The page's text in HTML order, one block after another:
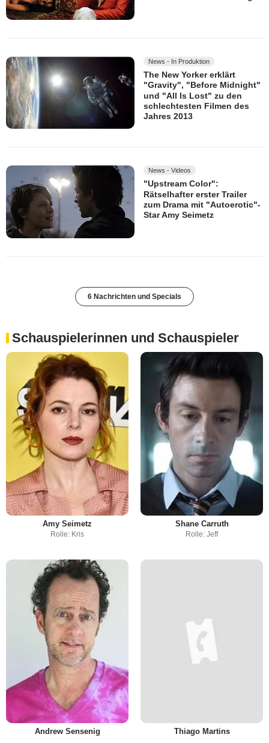
News - In Produktion
The New Yorker erklärt
"Gravity", "Before Midnight"
und "All Is Lost" zu den
schlechtesten Filmen des
Jahres 2013
News - Videos
"Upstream Color":
Rätselhafter erster Trailer
zum Drama mit "Autoerotic"-
Star Amy Seimetz
6 Nachrichten und Specials
Schauspielerinnen und Schauspieler
Amy Seimetz
Rolle: Kris
Shane Carruth
Rolle: Jeff
Andrew Sensenig Thiago Martins